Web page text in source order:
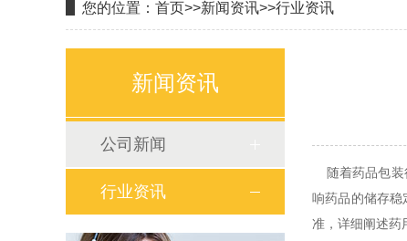
您的位置： 首页>>新闻资讯>>行业资讯
新闻资讯
公司新闻
行业资讯
随着药品包装
响药品的储存
准，详细阐述药